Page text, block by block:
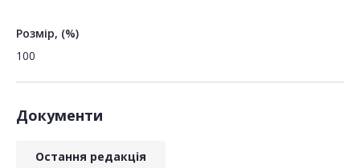
Розмір, (%)
100
Документи
Остання редакція